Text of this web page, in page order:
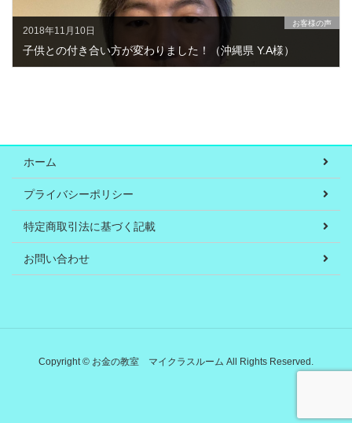
2018年11月10日
お客様の声
子供との付き合い方が変わりました！（沖縄県 Y.A様）
ホーム
プライバシーポリシー
特定商取引法に基づく記載
お問い合わせ
Copyright © お金の教室 マイクラスルーム All Rights Reserved.